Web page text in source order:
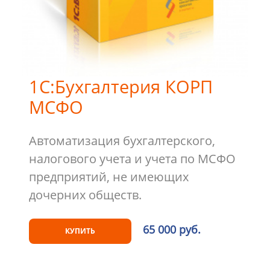
1С:Бухгалтерия КОРП
МСФО
Автоматизация бухгалтерского,
налогового учета и учета по МСФО
предприятий, не имеющих
дочерних обществ.
КУПИТЬ 65 000 руб.